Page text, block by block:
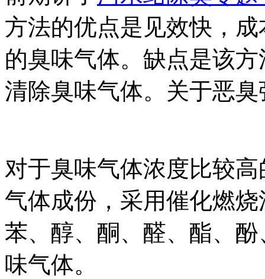
方法的优点是见效快，
的臭味气体。缺点是该
清除臭味气体。关于恶
对于臭味气体浓度比较
气体成份，采用催化燃
苯、醇、酮、醛、酯、
味气体。